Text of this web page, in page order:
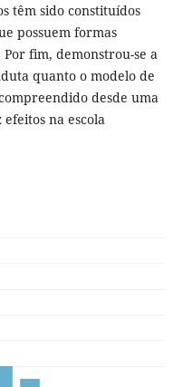
têm sido constituídos
possuem formas
fim, demonstrou-se a
quanto o modelo de
desde uma
na escola